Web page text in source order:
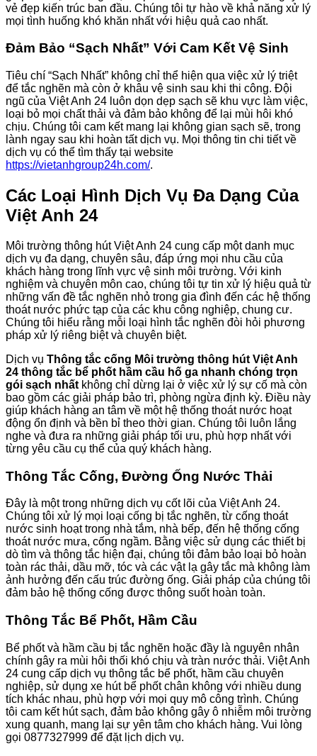
vẻ đẹp kiến trúc ban đầu. Chúng tôi tự hào về khả năng xử lý
mọi tình huống khó khăn nhất với hiệu quả cao nhất.
Đảm Bảo “Sạch Nhất” Với Cam Kết Vệ Sinh
Tiêu chí “Sạch Nhất” không chỉ thể hiện qua việc xử lý triệt
để tắc nghẽn mà còn ở khâu vệ sinh sau khi thi công. Đội
ngũ của Việt Anh 24 luôn dọn dẹp sạch sẽ khu vực làm việc,
loại bỏ mọi chất thải và đảm bảo không để lại mùi hôi khó
chịu. Chúng tôi cam kết mang lại không gian sạch sẽ, trong
lành ngay sau khi hoàn tất dịch vụ. Mọi thông tin chi tiết về
dịch vụ có thể tìm thấy tại website
https://vietanhgroup24h.com/.
Các Loại Hình Dịch Vụ Đa Dạng Của
Việt Anh 24
Môi trường thông hút Việt Anh 24 cung cấp một danh mục
dịch vụ đa dạng, chuyên sâu, đáp ứng mọi nhu cầu của
khách hàng trong lĩnh vực vệ sinh môi trường. Với kinh
nghiệm và chuyên môn cao, chúng tôi tự tin xử lý hiệu quả từ
những vấn đề tắc nghẽn nhỏ trong gia đình đến các hệ thống
thoát nước phức tạp của các khu công nghiệp, chung cư.
Chúng tôi hiểu rằng mỗi loại hình tắc nghẽn đòi hỏi phương
pháp xử lý riêng biệt và chuyên biệt.
Dịch vụ Thông tắc cống Môi trường thông hút Việt Anh
24 thông tắc bể phốt hầm cầu hố ga nhanh chóng trọn
gói sạch nhất không chỉ dừng lại ở việc xử lý sự cố mà còn
bao gồm các giải pháp bảo trì, phòng ngừa định kỳ. Điều này
giúp khách hàng an tâm về một hệ thống thoát nước hoạt
động ổn định và bền bỉ theo thời gian. Chúng tôi luôn lắng
nghe và đưa ra những giải pháp tối ưu, phù hợp nhất với
từng yêu cầu cụ thể của quý khách hàng.
Thông Tắc Cống, Đường Ống Nước Thải
Đây là một trong những dịch vụ cốt lõi của Việt Anh 24.
Chúng tôi xử lý mọi loại cống bị tắc nghẽn, từ cống thoát
nước sinh hoạt trong nhà tắm, nhà bếp, đến hệ thống cống
thoát nước mưa, cống ngầm. Bằng việc sử dụng các thiết bị
dò tìm và thông tắc hiện đại, chúng tôi đảm bảo loại bỏ hoàn
toàn rác thải, dầu mỡ, tóc và các vật lạ gây tắc mà không làm
ảnh hưởng đến cấu trúc đường ống. Giải pháp của chúng tôi
đảm bảo hệ thống cống được thông suốt hoàn toàn.
Thông Tắc Bể Phốt, Hầm Cầu
Bể phốt và hầm cầu bị tắc nghẽn hoặc đầy là nguyên nhân
chính gây ra mùi hôi thối khó chịu và tràn nước thải. Việt Anh
24 cung cấp dịch vụ thông tắc bể phốt, hầm cầu chuyên
nghiệp, sử dụng xe hút bể phốt chân không với nhiều dung
tích khác nhau, phù hợp với mọi quy mô công trình. Chúng
tôi cam kết hút sạch, đảm bảo không gây ô nhiễm môi trường
xung quanh, mang lại sự yên tâm cho khách hàng. Vui lòng
gọi 0877327999 để đặt lịch dịch vụ.